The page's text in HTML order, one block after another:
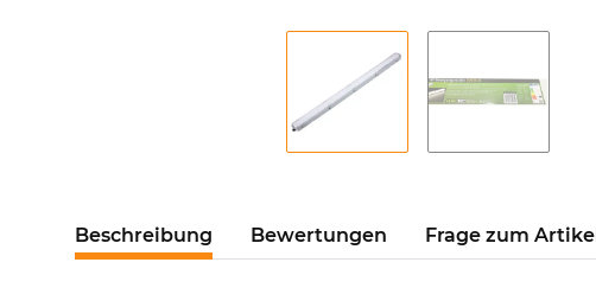
Beschreibung Bewertungen Frage zum Artikel